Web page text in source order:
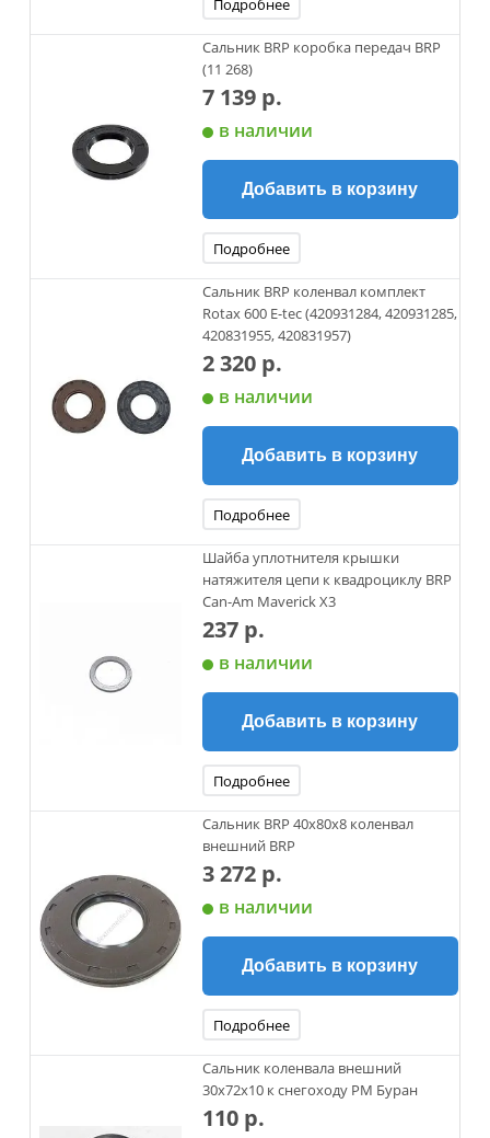
Подробнее
Сальник BRP коробка передач BRP
(11 268)
7 139 р.
в наличии
Добавить в корзину
Подробнее
Сальник BRP коленвал комплект
Rotax 600 E-tec (420931284, 420931285,
420831955, 420831957)
2 320 р.
в наличии
Добавить в корзину
Подробнее
Шайба уплотнителя крышки
натяжителя цепи к квадроциклу BRP
Can-Am Maverick X3
237 р.
в наличии
Добавить в корзину
Подробнее
Сальник BRP 40х80х8 коленвал
внешний BRP
3 272 р.
в наличии
Добавить в корзину
Подробнее
Сальник коленвала внешний
30х72х10 к снегоходу РМ Буран
110 р.